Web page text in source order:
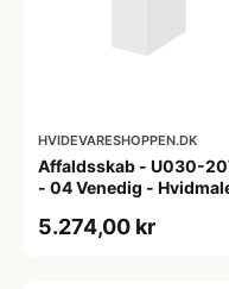
HVIDEVARESHOPPEN.DK
Affaldsskab - U030-
- 04 Venedig -
5.274,00 kr